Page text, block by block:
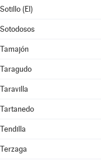
Sotillo (El)
Sotodosos
Tamajón
Taragudo
Taravilla
Tartanedo
Tendilla
Terzaga